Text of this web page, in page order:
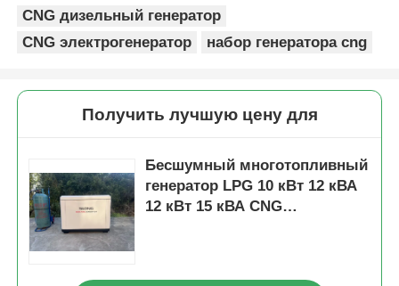
CNG дизельный генератор
CNG электрогенератор
набор генератора cng
Получить лучшую цену для
Бесшумный многотопливный
генератор LPG 10 кВт 12 кВА
12 кВт 15 кВА CNG